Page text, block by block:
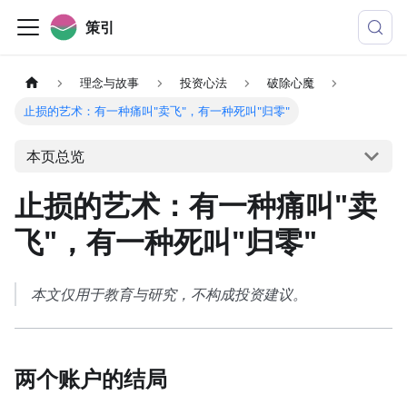
策引
理念与故事 投资心法
破除心魔
止损的艺术：有一种痛叫"卖飞"，有一种死叫"归零"
本页总览
止损的艺术：有一种痛叫"卖
飞"，有一种死叫"归零"
本文仅用于教育与研究，不构成投资建议。
两个账户的结局